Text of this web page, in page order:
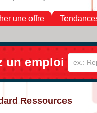
une offre
un emploi
Ressources